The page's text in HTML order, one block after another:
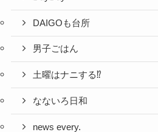
DAIGOも台所
男子ごはん
土曜はナニする⁉
なないろ日和
news every.